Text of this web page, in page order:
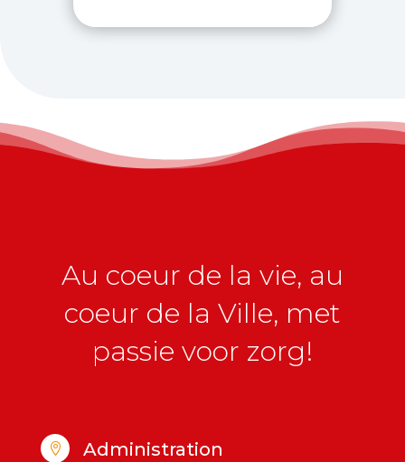
Au coeur de la vie, au
coeur de la Ville, met
passie voor zorg!
 Administration